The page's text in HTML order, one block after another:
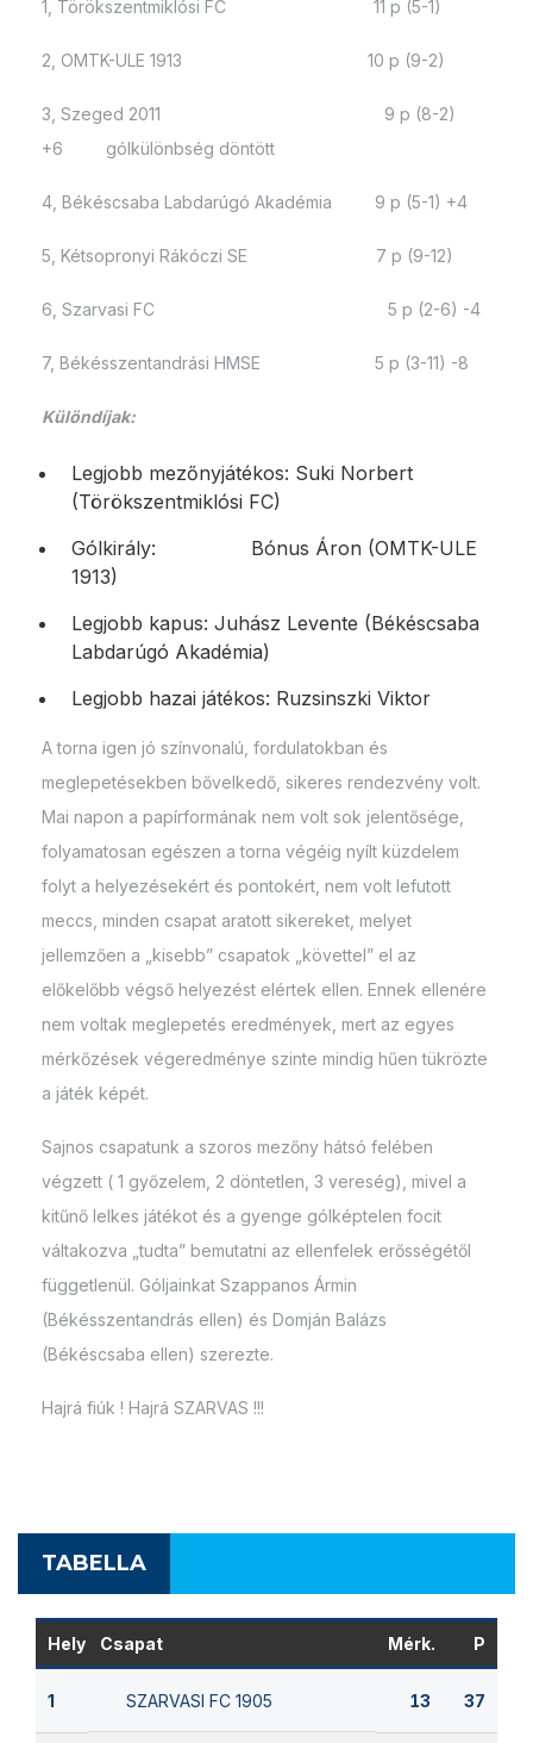
1, Törökszentmiklósi FC 11 p (5-1)
2, OMTK-ULE 1913 10 p (9-2)
3, Szeged 2011 9 p (8-2)
+6 gólkülönbség döntött
4, Békéscsaba Labdarúgó Akadémia 9 p (5-1) +4
5, Kétsopronyi Rákóczi SE 7 p (9-12)
6, Szarvasi FC 5 p (2-6) -4
7, Békésszentandrási HMSE 5 p (3-11) -8
Különdíjak:
Legjobb mezőnyjátékos: Suki Norbert
(Törökszentmiklósi FC)
Gólkirály: Bónus Áron (OMTK-ULE
1913)
Legjobb kapus: Juhász Levente (Békéscsaba
Labdarúgó Akadémia)
Legjobb hazai játékos: Ruzsinszki Viktor
A torna igen jó színvonalú, fordulatokban és
meglepetésekben bővelkedő, sikeres rendezvény volt.
Mai napon a papírformának nem volt sok jelentősége,
folyamatosan egészen a torna végéig nyílt küzdelem
folyt a helyezésekért és pontokért, nem volt lefutott
meccs, minden csapat aratott sikereket, melyet
jellemzően a „kisebb” csapatok „követtel” el az
előkelőbb végső helyezést elértek ellen. Ennek ellenére
nem voltak meglepetés eredmények, mert az egyes
mérkőzések végeredménye szinte mindig hűen tükrözte
a játék képét.
Sajnos csapatunk a szoros mezőny hátsó felében
végzett ( 1 győzelem, 2 döntetlen, 3 vereség), mivel a
kitűnő lelkes játékot és a gyenge gólképtelen focit
váltakozva „tudta” bemutatni az ellenfelek erősségétől
függetlenül. Góljainkat Szappanos Ármin
(Békésszentandrás ellen) és Domján Balázs
(Békéscsaba ellen) szerezte.
Hajrá fiúk ! Hajrá SZARVAS !!!
TABELLA
Hely Csapat Mérk. P
1 SZARVASI FC 1905 13 37